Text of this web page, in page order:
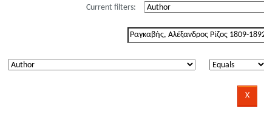
Current filters: